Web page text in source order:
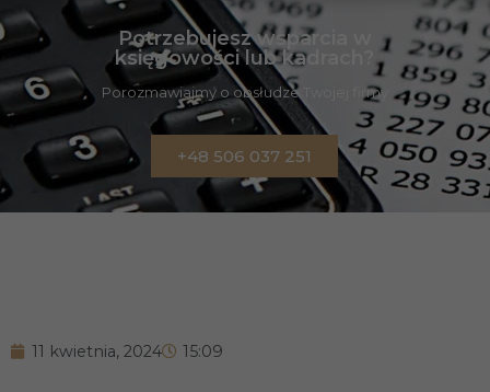
Potrzebujesz wsparcia w
księgowości lub kadrach?
Porozmawiajmy o obsłudze Twojej firmy
+48 506 037 251
11 kwietnia, 2024 15:09